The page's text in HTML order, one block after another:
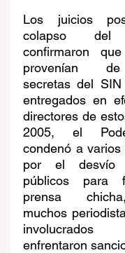
Los juicios
colapso del
confirmaron
provenían
secretas del
entregados en
directores de
2005, el
condenó a varios
por el desvío
públicos para
prensa
muchos
enfrentaron